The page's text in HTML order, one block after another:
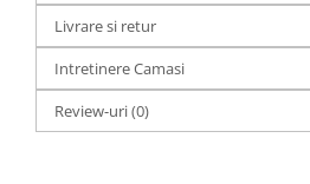
Livrare si retur
Intretinere Camasi
Review-uri(0)